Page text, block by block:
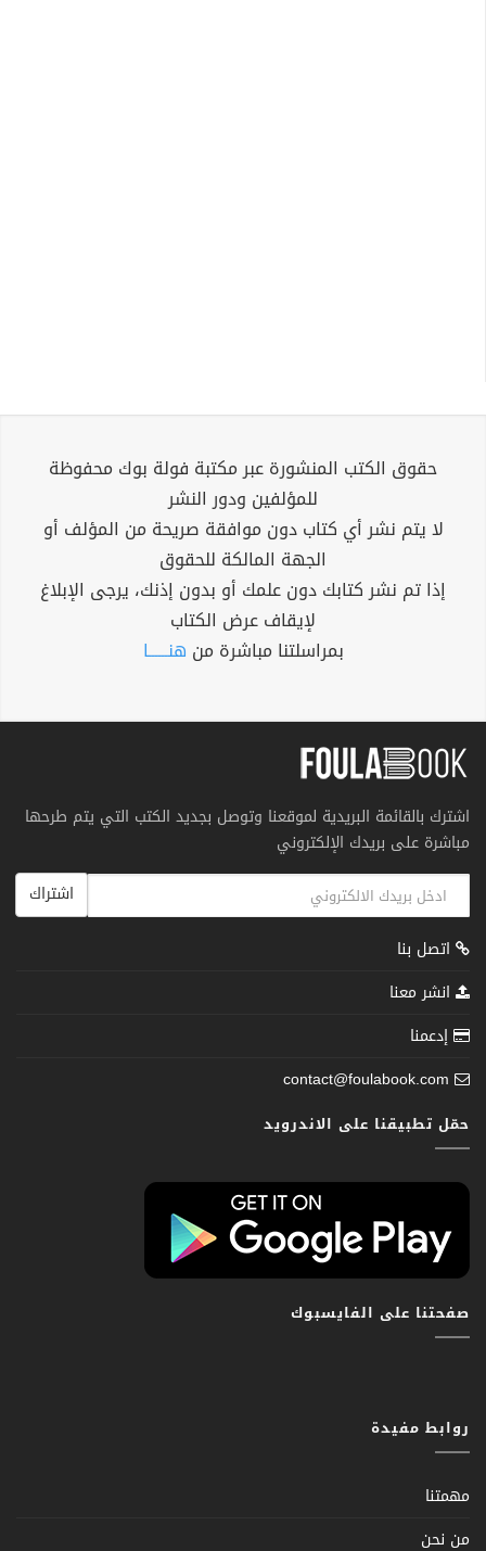
حقوق الكتب المنشورة عبر مكتبة فولة بوك محفوظة
للمؤلفين ودور النشر
لا يتم نشر أي كتاب دون موافقة صريحة من المؤلف أو
الجهة المالكة للحقوق
إذا تم نشر كتابك دون علمك أو بدون إذنك، يرجى الإبلاغ
لإيقاف عرض الكتاب
بمراسلتنا مباشرة من هنــــــا
اشترك بالقائمة البريدية لموقعنا وتوصل بجديد الكتب التي يتم طرحها
مباشرة على بريدك الإلكتروني
اشتراك
اتصل بنا
انشر معنا
إدعمنا
contact@foulabook.com
حمّل تطبيقنا على الاندرويد
صفحتنا على الفايسبوك
روابط مفيدة
مهمتنا
من نحن